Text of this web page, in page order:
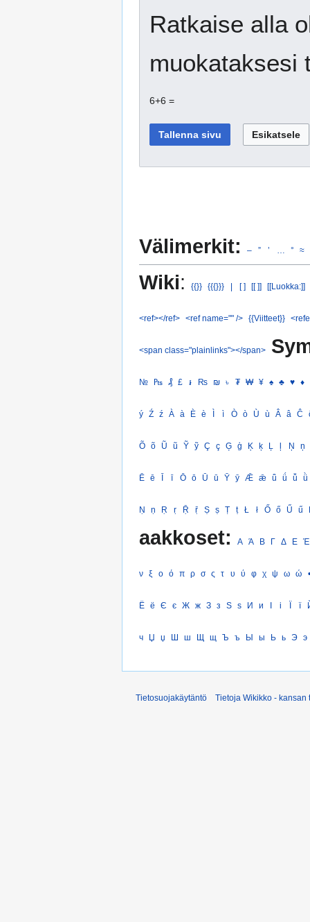
Ratkaise alla
muokataksesi
6+6 =
Välimerkit: – ” ’ ° ≈
Wiki: {{}} {{{}}} | [ ] [[ ]] [[Luokka:]]
<ref></ref> <ref name="" /> {{Viitteet}}
<span class="plainlinks"></span>
№ ₧ ₰ £ ៛ ₨ ₪ ৳ ₮ ₩ ¥ ♠ ♣ ♥ ♦
ý Ź ź À à È è Ì ì Ò ò Ù ù Â â Ĉ
Õ õ Ũ ũ Ỹ ỹ Ç ç Ģ ģ Ķ ķ Ļ ļ Ņ ņ
Ē ē Ī ī Ō ō Ū ū Ȳ ȳ Ǣ ǣ ǖ ǘ ǚ ǜ
Ṇ ṇ Ṛ ṛ Ṝ ṝ Ṣ ṣ Ṭ ṭ Ł ł Ő ő Ű ű
aakkoset: Α Ά Β Γ Δ Ε Έ
ν ξ ο ό π ρ σ ς τ υ ύ φ χ ψ ω ώ •
Ё ё Є є Ж ж З з Ѕ ѕ И и І і Ї ї
ч Џ џ Ш ш Щ щ Ъ ъ Ы ы Ь ь Э э
Tietosuojakäytäntö Tietoja Wikikko - kansan